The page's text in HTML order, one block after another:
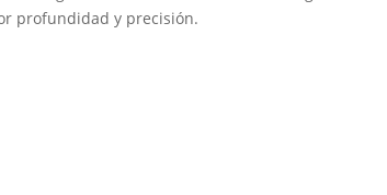
profundidad y precisión.